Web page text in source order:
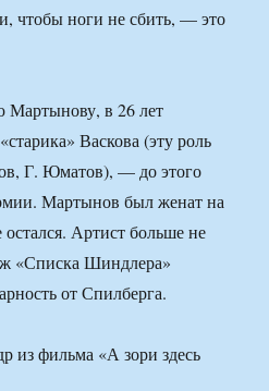
чтобы ноги не сбить, — это
Мартынову, в 26 лет
Васкова (эту роль
Г. Юматов), — до этого
Мартынов был женат на
Артист больше не
«Списка Шиндлера»
от Спилберга.
из фильма «А зори здесь